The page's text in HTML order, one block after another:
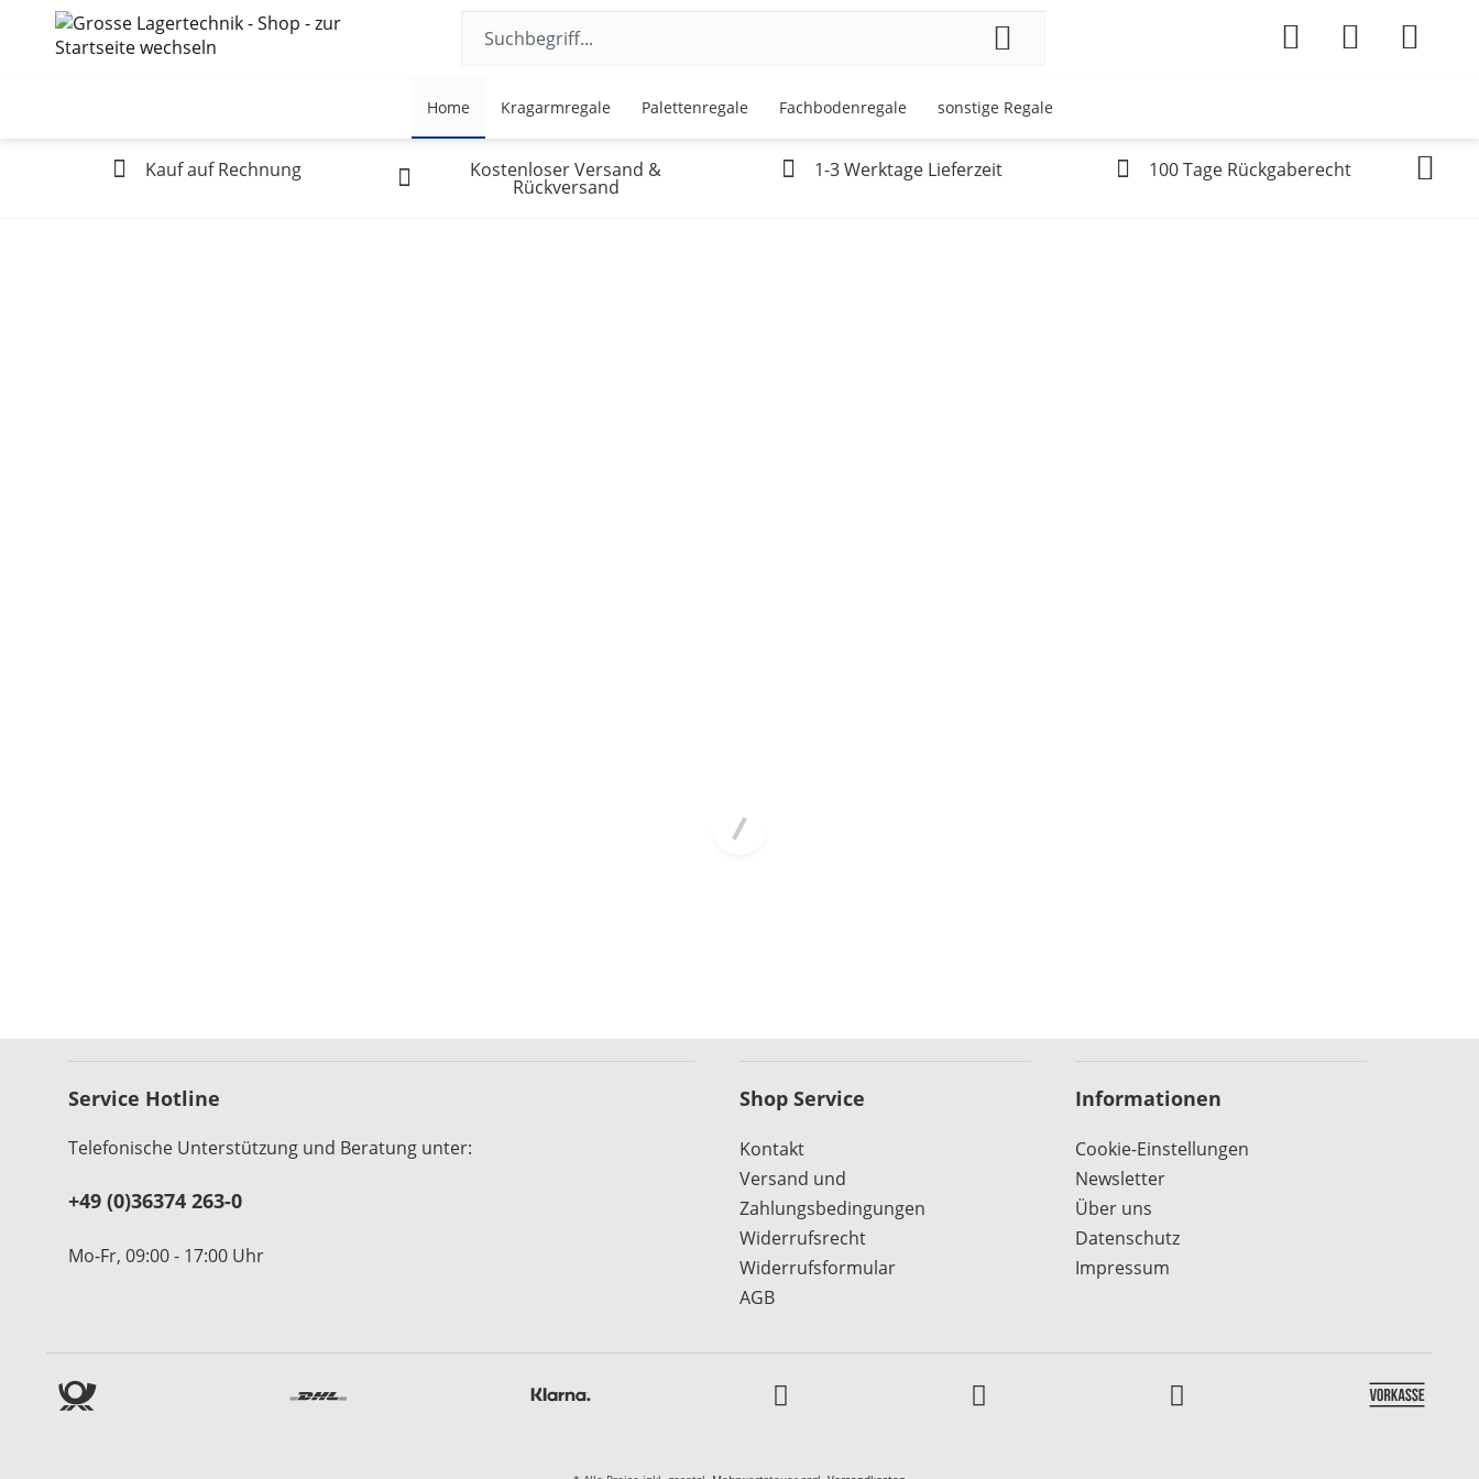
Home Kragarmregale Palettenregale Fachbodenregale sonstige Regale
Kauf auf Rechnung Kostenloser Versand &
Rückversand
1-3 Werktage Lieferzeit 100 Tage Rückgaberecht
Service Hotline
Telefonische Unterstützung und Beratung unter:
+49 (0)36374 263-0
Mo-Fr, 09:00 - 17:00 Uhr
Shop Service
Kontakt
Versand und
Zahlungsbedingungen
Widerrufsrecht
Widerrufsformular
AGB
Informationen
Cookie-Einstellungen
Newsletter
Über uns
Datenschutz
Impressum